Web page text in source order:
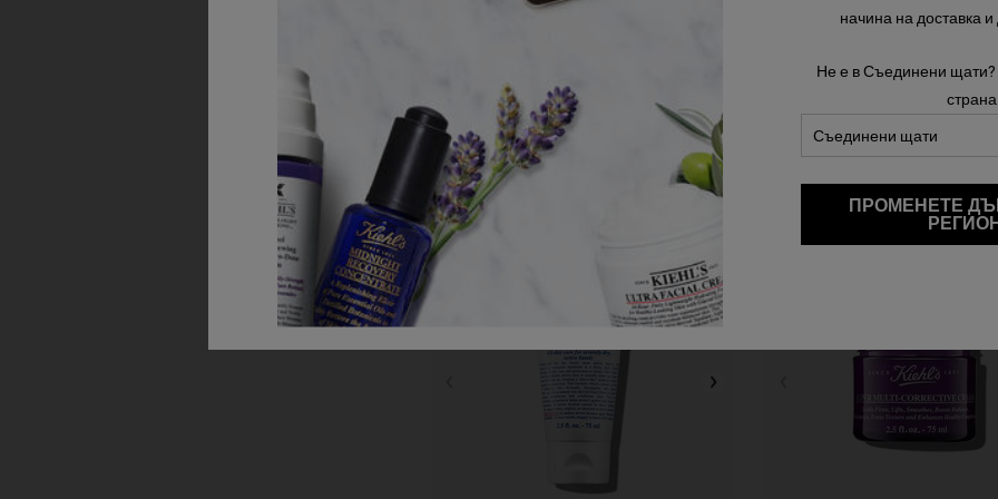
45,00 €
ДОБАВЯНЕ В КОШНИЦАТАULTRA FACIAL MOISTURIZER
32,00 €
ДОБАВЯНЕ В
начина на доставка
Не е в Съединени
страна
ПРОМЕНЕТЕ